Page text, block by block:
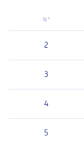
N°
2
3
4
5